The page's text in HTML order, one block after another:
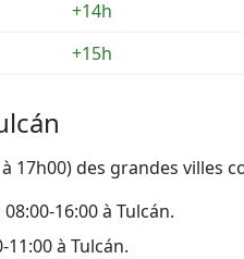
+14h
+15h
17h00) des grandes villes
16:00 à Tulcán.
à Tulcán.